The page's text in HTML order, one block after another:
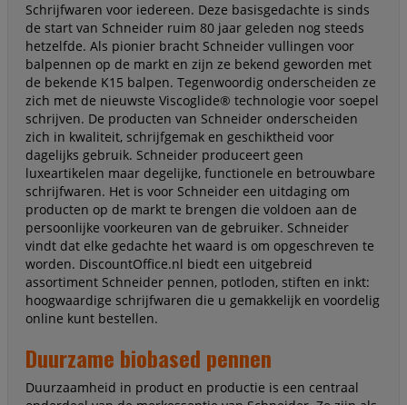
Schrijfwaren voor iedereen. Deze basisgedachte is sinds
de start van Schneider ruim 80 jaar geleden nog steeds
hetzelfde. Als pionier bracht Schneider vullingen voor
balpennen op de markt en zijn ze bekend geworden met
de bekende K15 balpen. Tegenwoordig onderscheiden ze
zich met de nieuwste Viscoglide® technologie voor soepel
schrijven. De producten van Schneider onderscheiden
zich in kwaliteit, schrijfgemak en geschiktheid voor
dagelijks gebruik. Schneider produceert geen
luxeartikelen maar degelijke, functionele en betrouwbare
schrijfwaren. Het is voor Schneider een uitdaging om
producten op de markt te brengen die voldoen aan de
persoonlijke voorkeuren van de gebruiker. Schneider
vindt dat elke gedachte het waard is om opgeschreven te
worden. DiscountOffice.nl biedt een uitgebreid
assortiment Schneider pennen, potloden, stiften en inkt:
hoogwaardige schrijfwaren die u gemakkelijk en voordelig
online kunt bestellen.
Duurzame biobased pennen
Duurzaamheid in product en productie is een centraal